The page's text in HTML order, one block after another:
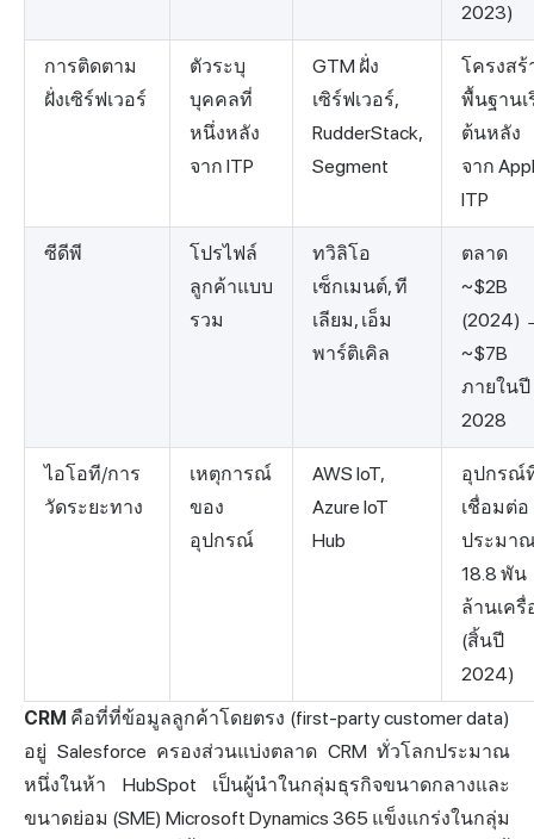
2023)
การติดตาม
ฝั่งเซิร์ฟเวอร์
ตัวระบุ
บุคคลที่
หนึ่งหลัง
จาก ITP
GTM ฝั่ง
เซิร์ฟเวอร์,
RudderStack,
Segment
โครงสร้
พื้นฐานเ
ต้นหลัง
จาก
ITP
ซีดีพี
โปรไฟล์
ลูกค้าแบบ
รวม
ทวิลิโอ
เซ็กเมนต์, ที
เลียม, เอ็ม
พาร์ติเคิล
ตลาด
~$2B
(2024)
~$7B
ภายในปี
2028
ไอโอที/การ
วัดระยะทาง
เหตุการณ์
ของ
อุปกรณ์
AWS IoT,
Azure IoT
Hub
อุปกรณ์
เชื่อมต่อ
ประมา
18.8 พัน
ล้านเครื่
(สิ้นปี
2024)
CRM คือที่ที่ข้อมูลลูกค้าโดยตรง (first-party customer data)
อยู่ Salesforce ครองส่วนแบ่งตลาด CRM ทั่วโลกประมาณ
หนึ่งในห้า HubSpot เป็นผู้นำในกลุ่มธุรกิจขนาดกลางและ
ขนาดย่อม (SME) Microsoft Dynamics 365 แข็งแกร่งในกลุ่ม